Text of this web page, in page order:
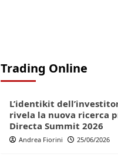
Trading Online
Finanza Lifestyle Trading
L’identikit
rivela la nuova ricerca
Directa Summit 2026
Andrea Fiorini 25/06/2026